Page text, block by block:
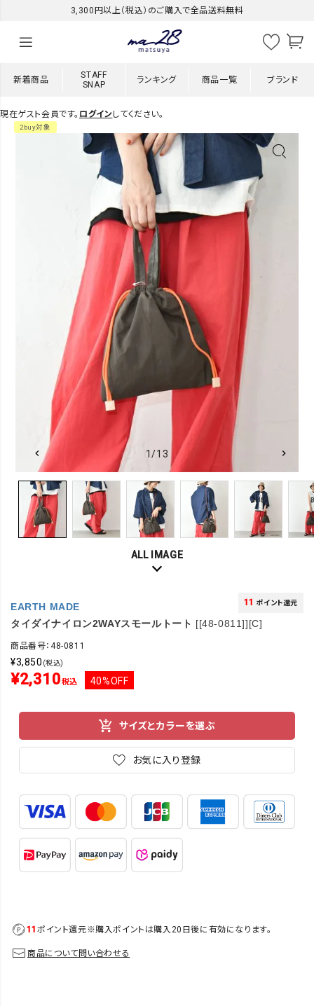
3,300円以上（税込）のご購入で全品送料無料
新着商品
STAFF
SNAP
ランキング 商品一覧 ブランド
現在ゲスト会員です。 ログインしてください。
2buy対象
1/13
ALL IMAGE
EARTH MADE
タイダイナイロン2WAYスモールトート [[48-0811]][C]
11 ポイント還元
商品番号：48-0811
¥3,850 (税込)
¥2,310税込 40%OFF
サイズとカラーを選ぶ
お気に入り登録
11 ポイント還元※購入ポイントは購入20日後に有効になります。
商品について問い合わせる